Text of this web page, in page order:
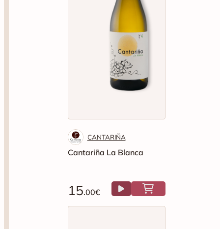
CANTARIÑA
Cantariña La Blanca
15.00€